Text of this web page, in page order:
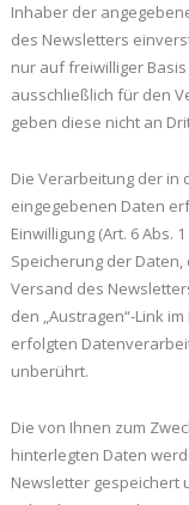
Inhaber der
des Newsletters
nur auf freiwilliger
ausschließlich für den
geben diese nicht an
Die Verarbeitung der
eingegebenen Daten
Einwilligung (Art. 6 Abs.
Speicherung der
Versand des
den „Austragen“-Link
erfolgten
unberührt.
Die von Ihnen zum
hinterlegten Daten
Newsletter gespeichert